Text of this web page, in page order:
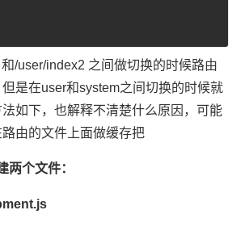
/user/index2 之间做切换的时候路由
是在user和system之间切换的时候就
如下，也解释不清楚什么原因，可能
由的文件上面做缓存把
两个文件：